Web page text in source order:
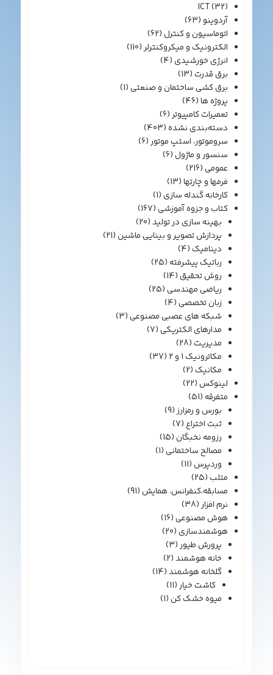
ICT(32)
آردوینو(63)
اتوماسیون و کنترل(62)
الکترونیک و میکروکنترلر(110)
انرژی خورشیدی(4)
برق قدرت(13)
برق کشی ساختمان و صنعتی(1)
پروژه ها(46)
تعمیرات کامپیوتر(6)
دسته‌بندی نشده(403)
سروموتور، استپ موتور(6)
سنسور و ماژول(6)
عمومی(216)
فرمها و چارتها(13)
کارخانه گندله سازی(1)
کتاب و جزوه آموزشی(167)
بهینه سازی در تولید(20)
پردازش تصویر و بینایی ماشین(21)
دینامیک(4)
رباتیک پیشرفته(25)
روش تحقیق(14)
ریاضی مهندسی(25)
زبان تخصصی(4)
شبکه های عصبی مصنوعی(3)
مدارهای الکتریکی(7)
مدیریت(28)
مکاترونیک 1 و 2
(37)
مکانیک(2)
لینوکس(22)
متفرقه(51)
بورس و رمزارز(9)
ثبت اختراع(7)
رزومه نخبگان(15)
مصالح ساختمانی(1)
وردپرس(11)
متلب(25)
مسابقه،کنفرانس، همایش(91)
نرم افزار(38)
هوش مصنوعی(16)
هوشمندسازی(20)
پرورش طیور(3)
خانه هوشمند(2)
گلخانه هوشمند(14)
کاشت خیار(11)
میوه خشک کن(1)